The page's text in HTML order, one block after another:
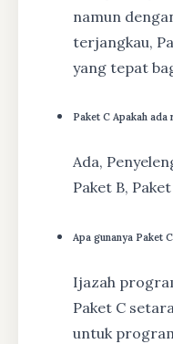
namun
terjangkau,
yang tepat
Paket C Apakah ada
Ada,
Paket B,
Apa gunanya Paket
Ijazah
Paket C
untuk